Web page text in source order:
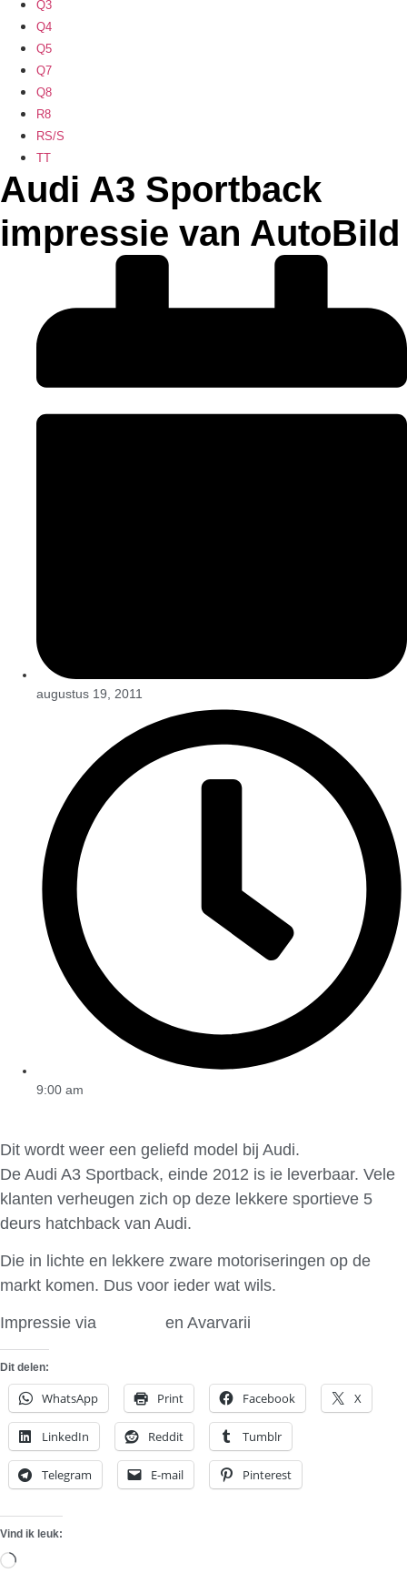
Q3
Q4
Q5
Q7
Q8
R8
RS/S
TT
Audi A3 Sportback
impressie van AutoBild
augustus 19, 2011
9:00 am
Dit wordt weer een geliefd model bij Audi.
De Audi A3 Sportback, einde 2012 is ie leverbaar. Vele
klanten verheugen zich op deze lekkere sportieve 5
deurs hatchback van Audi.
Die in lichte en lekkere zware motoriseringen op de
markt komen. Dus voor ieder wat wils.
Impressie via en Avarvarii
Dit delen:
WhatsApp Print Facebook X
LinkedIn Reddit Tumblr
Telegram E-mail Pinterest
Vind ik leuk:
Aan